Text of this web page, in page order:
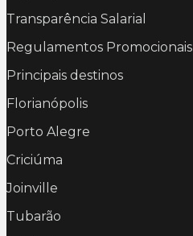
Transparência Salarial
Regulamentos Promocionais
Principais destinos
Florianópolis
Porto Alegre
Criciúma
Joinville
Tubarão